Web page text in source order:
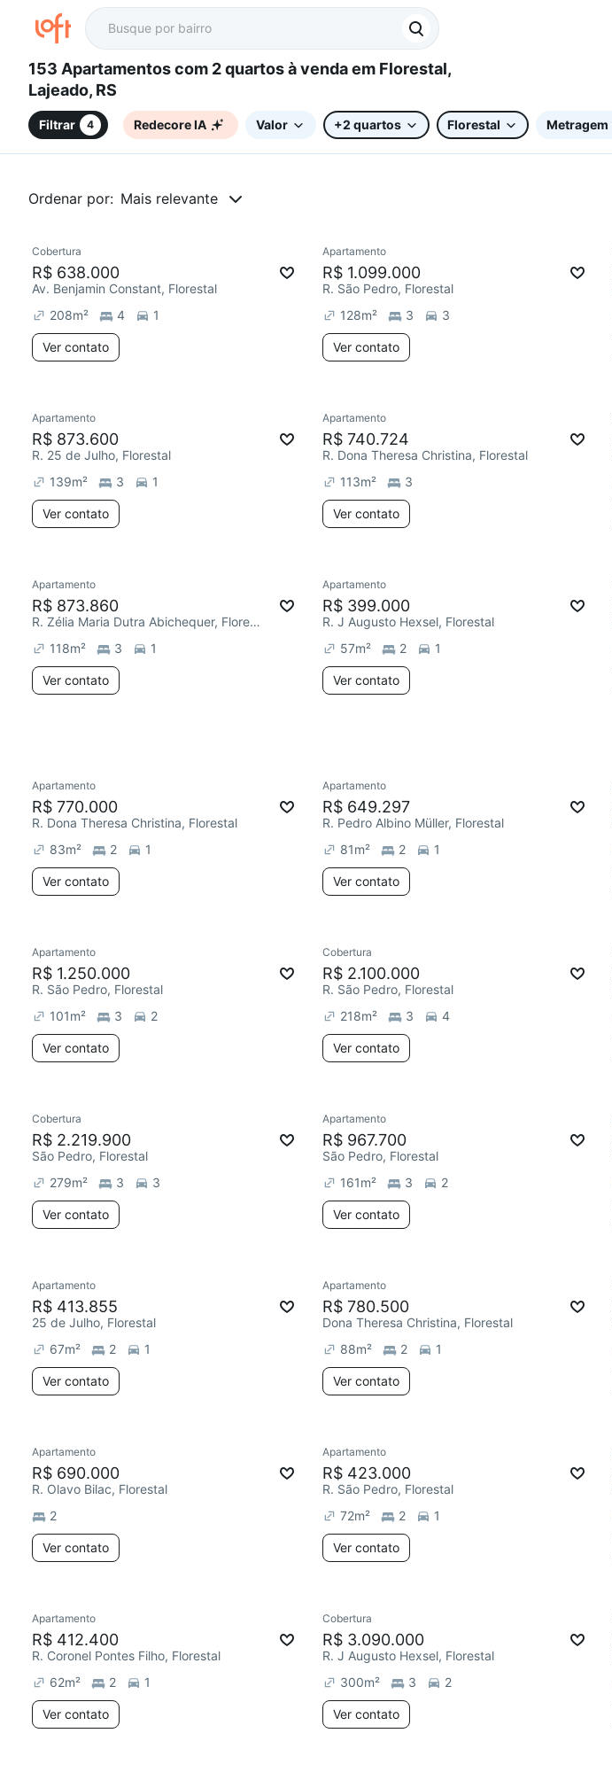
153 Apartamentos com 2 quartos à venda em Florestal,
Lajeado, RS
Filtrar 4 Redecore IA Valor +2 quartos Florestal Metragem
Ordenar por: Mais relevante
Cobertura
R$ 638.000
Av. Benjamin Constant, Florestal
208m² 4 1
Ver contato
Apartamento
R$ 1.099.000
R. São Pedro, Florestal
128m² 3 3
Ver contato
Apartamento
R$ 873.600
R. 25 de Julho, Florestal
139m² 3 1
Ver contato
Apartamento
R$ 740.724
R. Dona Theresa Christina, Florestal
113m² 3
Ver contato
Chegou este mês
Apartamento
R$ 873.860
R. Zélia Maria Dutra Abichequer, Florestal
118m² 3 1
Ver contato
Chegou este mês
Apartamento
R$ 399.000
R. J Augusto Hexsel, Florestal
57m² 2 1
Ver contato
Chegou este mês
Apartamento
R$ 770.000
R. Dona Theresa Christina, Florestal
83m² 2 1
Ver contato
Apartamento
R$ 649.297
R. Pedro Albino Müller, Florestal
81m² 2 1
Ver contato
Apartamento
R$ 1.250.000
R. São Pedro, Florestal
101m² 3 2
Ver contato
Cobertura
R$ 2.100.000
R. São Pedro, Florestal
218m² 3 4
Ver contato
Cobertura
R$ 2.219.900
São Pedro, Florestal
279m² 3 3
Ver contato
Apartamento
R$ 967.700
São Pedro, Florestal
161m² 3 2
Ver contato
Apartamento
R$ 413.855
25 de Julho, Florestal
67m² 2 1
Ver contato
Apartamento
R$ 780.500
Dona Theresa Christina, Florestal
88m² 2 1
Ver contato
Apartamento
R$ 690.000
R. Olavo Bilac, Florestal
2
Ver contato
Apartamento
R$ 423.000
R. São Pedro, Florestal
72m² 2 1
Ver contato
Apartamento
R$ 412.400
R. Coronel Pontes Filho, Florestal
62m² 2 1
Ver contato
Cobertura
R$ 3.090.000
R. J Augusto Hexsel, Florestal
300m² 3 2
Ver contato